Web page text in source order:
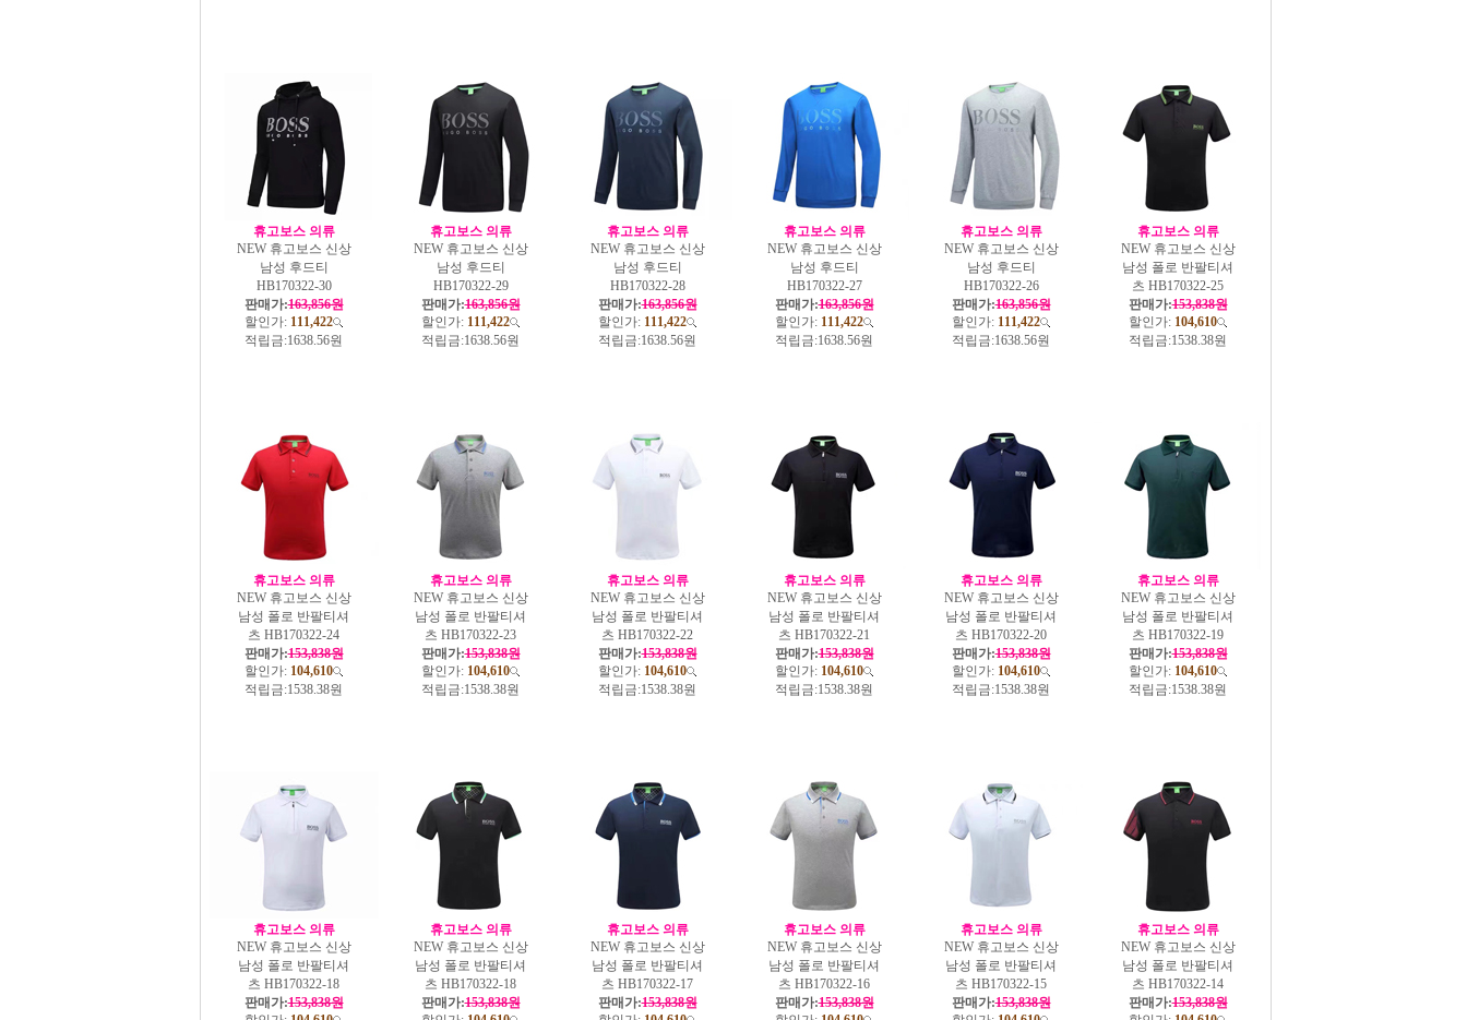
휴고보스 의류
NEW 휴고보스 신상
남성 후드티
HB170322-30
판매가:163,856원
할인가: 111,422
적립금:1638.56원
휴고보스 의류
NEW 휴고보스 신상
남성 후드티
HB170322-29
판매가:163,856원
할인가: 111,422
적립금:1638.56원
휴고보스 의류
NEW 휴고보스 신상
남성 후드티
HB170322-28
판매가:163,856원
할인가: 111,422
적립금:1638.56원
휴고보스 의류
NEW 휴고보스 신상
남성 후드티
HB170322-27
판매가:163,856원
할인가: 111,422
적립금:1638.56원
휴고보스 의류
NEW 휴고보스 신상
남성 후드티
HB170322-26
판매가:163,856원
할인가: 111,422
적립금:1638.56원
휴고보스 의류
NEW 휴고보스 신상
남성 폴로 반팔티셔
츠 HB170322-25
판매가:153,838원
할인가: 104,610
적립금:1538.38원
휴고보스 의류
NEW 휴고보스 신상
남성 폴로 반팔티셔
츠 HB170322-24
판매가:153,838원
할인가: 104,610
적립금:1538.38원
휴고보스 의류
NEW 휴고보스 신상
남성 폴로 반팔티셔
츠 HB170322-23
판매가:153,838원
할인가: 104,610
적립금:1538.38원
휴고보스 의류
NEW 휴고보스 신상
남성 폴로 반팔티셔
츠 HB170322-22
판매가:153,838원
할인가: 104,610
적립금:1538.38원
휴고보스 의류
NEW 휴고보스 신상
남성 폴로 반팔티셔
츠 HB170322-21
판매가:153,838원
할인가: 104,610
적립금:1538.38원
휴고보스 의류
NEW 휴고보스 신상
남성 폴로 반팔티셔
츠 HB170322-20
판매가:153,838원
할인가: 104,610
적립금:1538.38원
휴고보스 의류
NEW 휴고보스 신상
남성 폴로 반팔티셔
츠 HB170322-19
판매가:153,838원
할인가: 104,610
적립금:1538.38원
휴고보스 의류
NEW 휴고보스 신상
남성 폴로 반팔티셔
츠 HB170322-18
판매가:153,838원
휴고보스 의류
NEW 휴고보스 신상
남성 폴로 반팔티셔
츠 HB170322-18
판매가:153,838원
휴고보스 의류
NEW 휴고보스 신상
남성 폴로 반팔티셔
츠 HB170322-17
판매가:153,838원
휴고보스 의류
NEW 휴고보스 신상
남성 폴로 반팔티셔
츠 HB170322-16
판매가:153,838원
휴고보스 의류
NEW 휴고보스 신상
남성 폴로 반팔티셔
츠 HB170322-15
판매가:153,838원
휴고보스 의류
NEW 휴고보스 신상
남성 폴로 반팔티셔
츠 HB170322-14
판매가:153,838원